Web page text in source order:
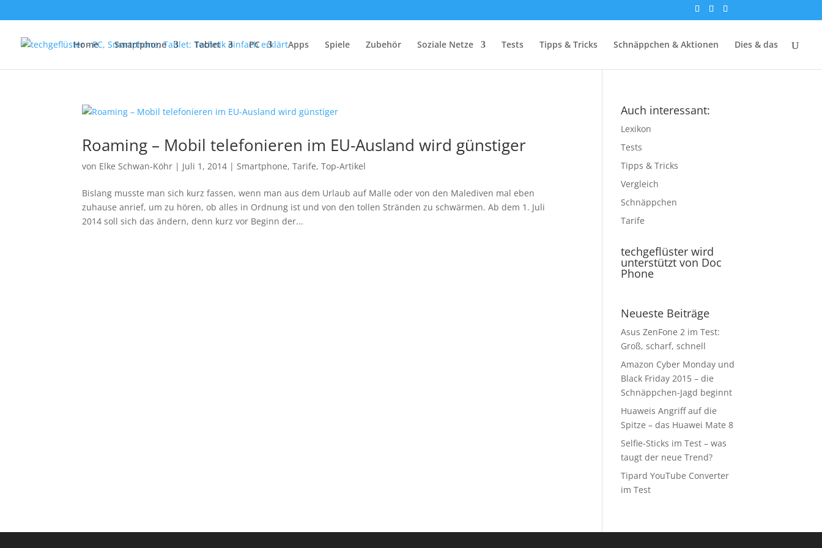
Home Smartphone Tablet PC Apps Spiele Zubehör Soziale Netze Tests Tipps & Tricks Schnäppchen & Aktionen Dies & das
Roaming – Mobil telefonieren im EU-Ausland wird günstiger
von Elke Schwan-Köhr | Juli 1, 2014 | Smartphone,Tarife,Top-Artikel
Bislang musste man sich kurz fassen, wenn man aus dem Urlaub auf Malle oder von den Malediven mal eben
zuhause anrief, um zu hören, ob alles in Ordnung ist und von den tollen Stränden zu schwärmen. Ab dem 1. Juli
2014 soll sich das ändern, denn kurz vor Beginn der...
Auch interessant:
Lexikon
Tests
Tipps & Tricks
Vergleich
Schnäppchen
Tarife
techgeflüster wird
unterstützt von Doc
Phone
Neueste Beiträge
Asus ZenFone 2 im Test:
Groß, scharf, schnell
Amazon Cyber Monday und
Black Friday 2015 – die
Schnäppchen-Jagd beginnt
Huaweis Angriff auf die
Spitze – das Huawei Mate 8
Selfie-Sticks im Test – was
taugt der neue Trend?
Tipard YouTube Converter
im Test